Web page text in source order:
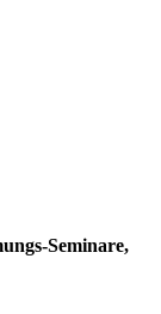
Seminare,